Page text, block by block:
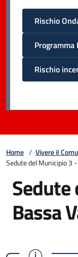
Rischio
Rischio
Home / Vivere il
Sedute del Municipio 3
Bassa